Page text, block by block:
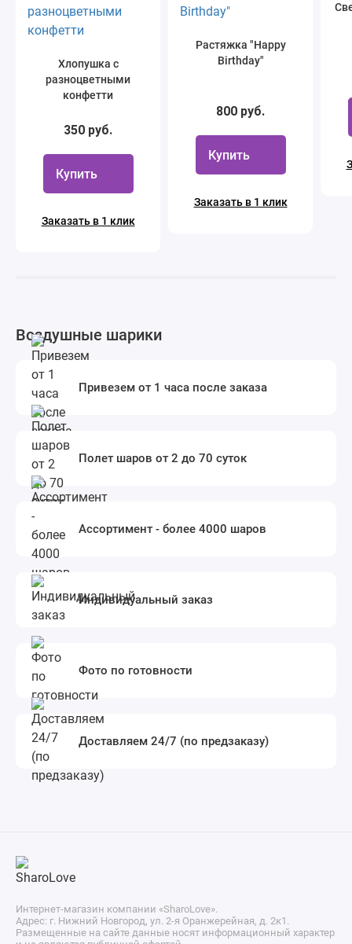
Хлопушка с
разноцветными
конфетти
350 руб.
Купить
Заказать в 1 клик
Растяжка "Happy
Birthday"
800 руб.
Купить
Заказать в 1 клик
Воздушные шарики
Привезем от 1 часа после заказа
Полет шаров от 2 до 70 суток
Ассортимент - более 4000 шаров
Индивидуальный заказ
Фото по готовности
Доставляем 24/7 (по предзаказу)
Интернет-магазин компании «SharoLove».
Адрес: г. Нижний Новгород, ул. 2-я Оранжерейная, д. 2к1.
Размещенные на сайте данные носят информационный характер